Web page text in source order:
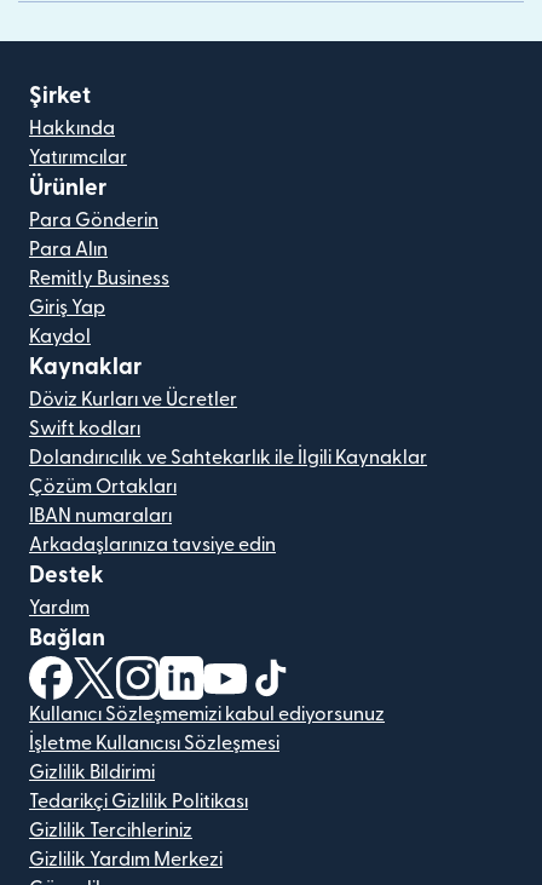
Şirket
Hakkında
Yatırımcılar
Ürünler
Para Gönderin
Para Alın
Remitly Business
Giriş Yap
Kaydol
Kaynaklar
Döviz Kurları ve Ücretler
Swift kodları
Dolandırıcılık ve Sahtekarlık ile İlgili Kaynaklar
Çözüm Ortakları
IBAN numaraları
Arkadaşlarınıza tavsiye edin
Destek
Yardım
Bağlan
(yeni pencerede açılır)
(yeni pencerede açılır)
(yeni pencerede açılır)
(yeni pencerede açılır)
(yeni pencerede açılır)
Kullanıcı Sözleşmemizi kabul ediyorsunuz
İşletme Kullanıcısı Sözleşmesi
Gizlilik Bildirimi
Tedarikçi Gizlilik Politikası
Gizlilik Tercihleriniz
Gizlilik Yardım Merkezi